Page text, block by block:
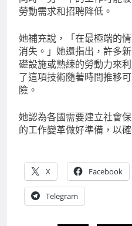
勞動需求和招聘降低。
她補充說，「在最極端的
消失。」她還指出，許多
礎設施或熟練的勞動力來
了這項技術隨著時間推移
險。
她認為各國需要建立社會
的工作變革做好準備，以
X Facebook
Telegram